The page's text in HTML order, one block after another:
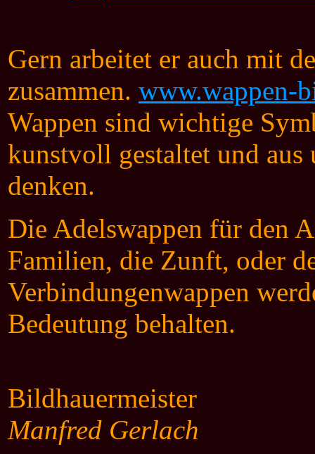
Gern arbeitet er auch mit
zusammen. www.wappen-
Wappen sind wichtige
kunstvoll gestaltet und aus
denken.
Die Adelswappen für den
Familien, die Zunft, oder
Verbindungenwappen
Bedeutung behalten.
Bildhauermeister
Manfred Gerlach